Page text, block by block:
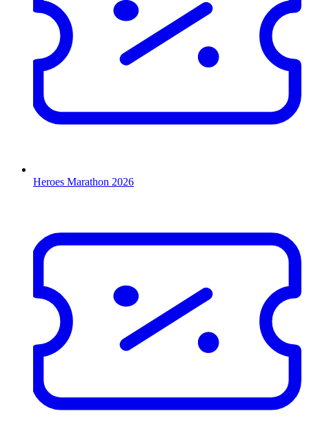
Heroes Marathon 2026